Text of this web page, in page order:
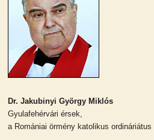
Dr. Jakubinyi György Miklós
Gyulafehérvári érsek,
a Romániai örmény katolikus